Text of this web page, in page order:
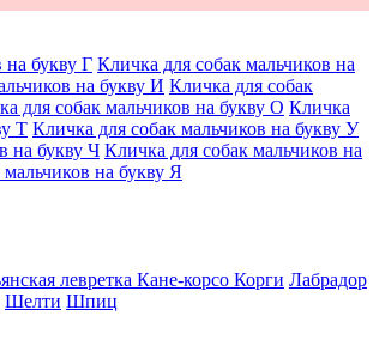
на букву Г Кличка для собак мальчиков на
на букву И Кличка для собак
для собак мальчиков на букву О Кличка
Т Кличка для собак мальчиков на букву У
на букву Ч Кличка для собак мальчиков на
на букву Я
левретка Кане-корсо Корги Лабрадор
Шелти Шпиц